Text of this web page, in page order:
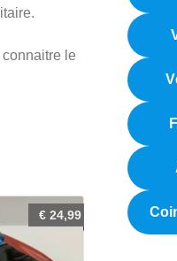
le
€ 24,99